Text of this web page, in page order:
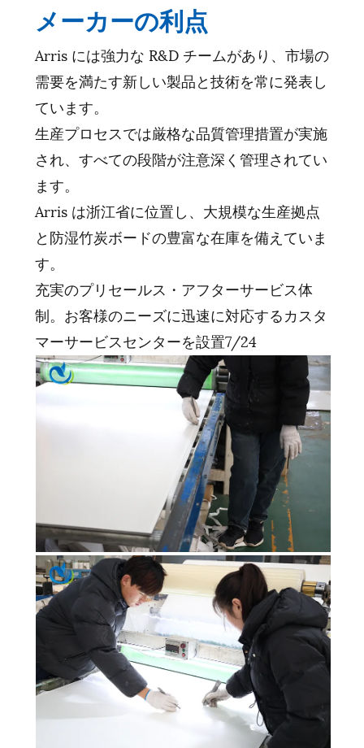
メーカーの利点
Arris には強力な R&D チームがあり、市場の
需要を満たす新しい製品と技術を常に発表し
ています。
生産プロセスでは厳格な品質管理措置が実施
され、すべての段階が注意深く管理されてい
ます。
Arris は浙江省に位置し、大規模な生産拠点
と防湿竹炭ボードの豊富な在庫を備えていま
す。
充実のプリセールス・アフターサービス体
制。お客様のニーズに迅速に対応するカスタ
マーサービスセンターを設置7/24